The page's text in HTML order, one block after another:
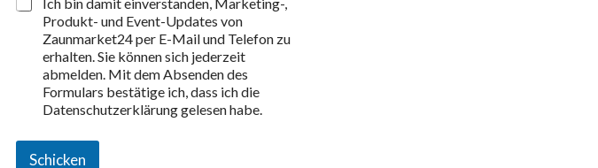
Produkt- und Event-Updates von
Zaunmarket24 per E-Mail und Telefon zu
erhalten. Sie können sich jederzeit
abmelden. Mit dem Absenden des
Formulars bestätige ich, dass ich die
Datenschutzerklärung gelesen habe.
Schicken